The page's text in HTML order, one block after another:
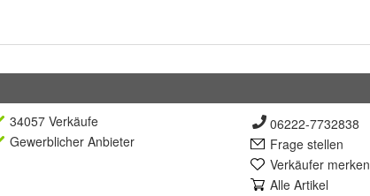
34057 Verkäufe
Gewerblicher Anbieter
06222-7732838
Frage stellen
Verkäufer merken
Alle Artikel